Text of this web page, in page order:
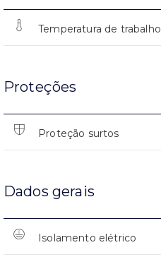
Temperatura de trabalho
Proteções
Proteção surtos
Dados gerais
Isolamento elétrico